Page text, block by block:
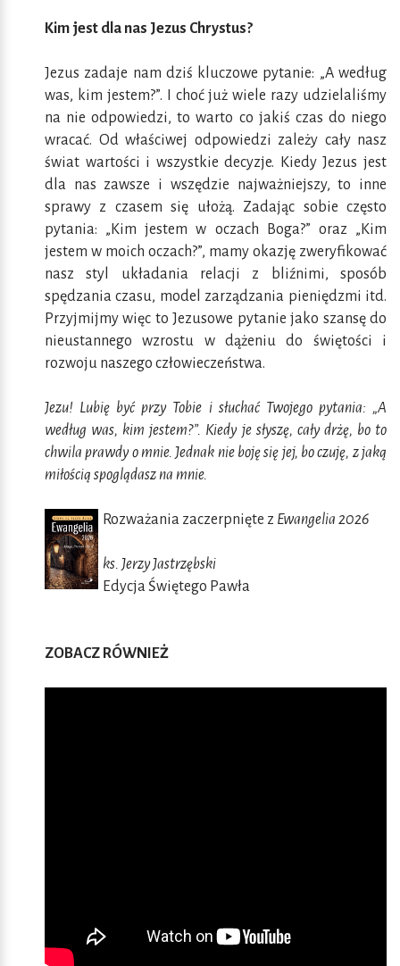
Kim jest dla nas Jezus Chrystus?
Jezus zadaje nam dziś kluczowe pytanie: „A według
was, kim jestem?”. I choć już wiele razy udzielaliśmy
na nie odpowiedzi, to warto co jakiś czas do niego
wracać. Od właściwej odpowiedzi zależy cały nasz
świat wartości i wszystkie decyzje. Kiedy Jezus jest
dla nas zawsze i wszędzie najważniejszy, to inne
sprawy z czasem się ułożą. Zadając sobie często
pytania: „Kim jestem w oczach Boga?” oraz „Kim
jestem w moich oczach?”, mamy okazję zweryfikować
nasz styl układania relacji z bliźnimi, sposób
spędzania czasu, model zarządzania pieniędzmi itd.
Przyjmijmy więc to Jezusowe pytanie jako szansę do
nieustannego wzrostu w dążeniu do świętości i
rozwoju naszego człowieczeństwa.
Jezu! Lubię być przy Tobie i słuchać Twojego pytania: „A
według was, kim jestem?”. Kiedy je słyszę, cały drżę, bo to
chwila prawdy o mnie. Jednak nie boję się jej, bo czuję, z jaką
miłością spoglądasz na mnie.
Rozważania zaczerpnięte z Ewangelia 2026
ks. Jerzy Jastrzębski
Edycja Świętego Pawła
ZOBACZ RÓWNIEŻ